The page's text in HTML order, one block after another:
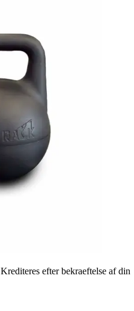
Krediteres efter bekraeftelse af din